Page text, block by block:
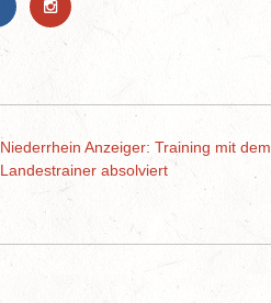
Niederrhein Anzeiger: Training mit dem
Landestrainer absolviert